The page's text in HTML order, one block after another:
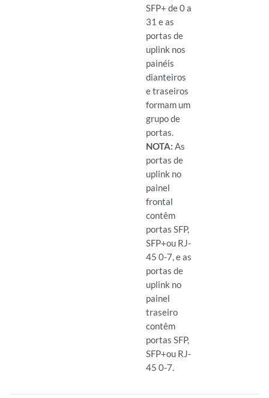
SFP+ de 0 a
31 e as
portas de
uplink nos
painéis
dianteiros
e traseiros
formam um
grupo de
portas.
NOTA: As
portas de
uplink no
painel
frontal
contêm
portas SFP,
SFP+ou RJ-
45 0-7, e as
portas de
uplink no
painel
traseiro
contêm
portas SFP,
SFP+ou RJ-
45 0-7.